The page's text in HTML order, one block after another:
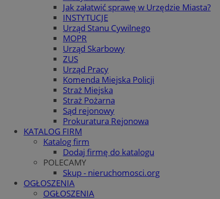
Jak załatwić sprawę w Urzędzie Miasta?
INSTYTUCJE
Urząd Stanu Cywilnego
MOPR
Urząd Skarbowy
ZUS
Urząd Pracy
Komenda Miejska Policji
Straż Miejska
Straż Pożarna
Sąd rejonowy
Prokuratura Rejonowa
KATALOG FIRM
Katalog firm
Dodaj firmę do katalogu
POLECAMY
Skup - nieruchomosci.org
OGŁOSZENIA
OGŁOSZENIA